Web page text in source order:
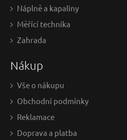
6.41 EUR bez DPH
Skladem
Náplně a kapaliny
Měřící technika
Zahrada
Nákup
Vše o nákupu
Obchodní podmínky
Reklamace
Doprava a platba